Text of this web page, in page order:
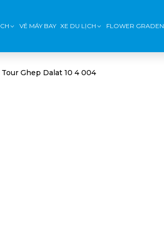
VÉ MÁY BAY XE DU LỊCH FLOWER GRADEN
Tour Ghep Dalat 10 4 004